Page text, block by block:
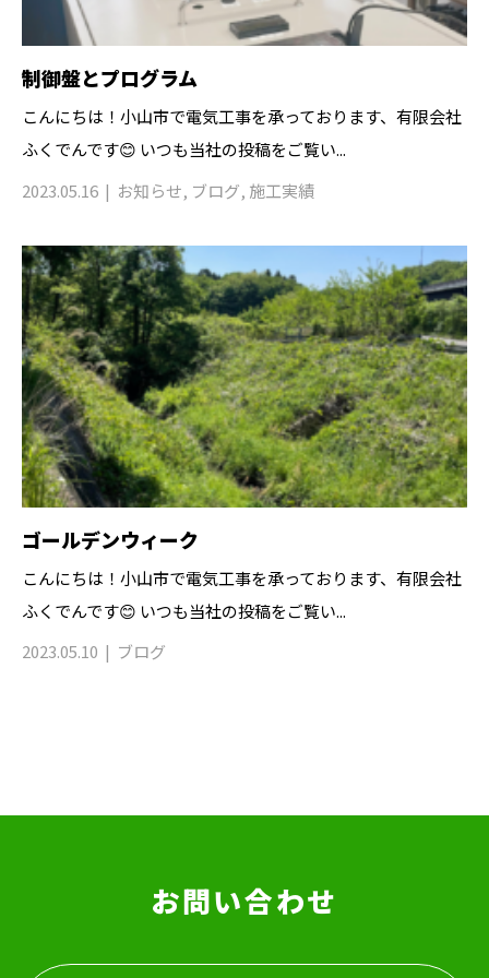
制御盤とプログラム
こんにちは！小山市で電気工事を承っております、有限会社
ふくでんです😊 いつも当社の投稿をご覧い...
2023.05.16
お知らせ, ブログ, 施工実績
ゴールデンウィーク
こんにちは！小山市で電気工事を承っております、有限会社
ふくでんです😊 いつも当社の投稿をご覧い...
2023.05.10
ブログ
お問い合わせ